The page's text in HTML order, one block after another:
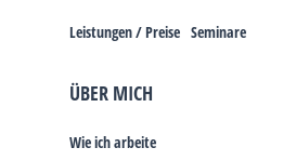
Leistungen / Preise Seminare
ÜBER MICH
Wie ich arbeite